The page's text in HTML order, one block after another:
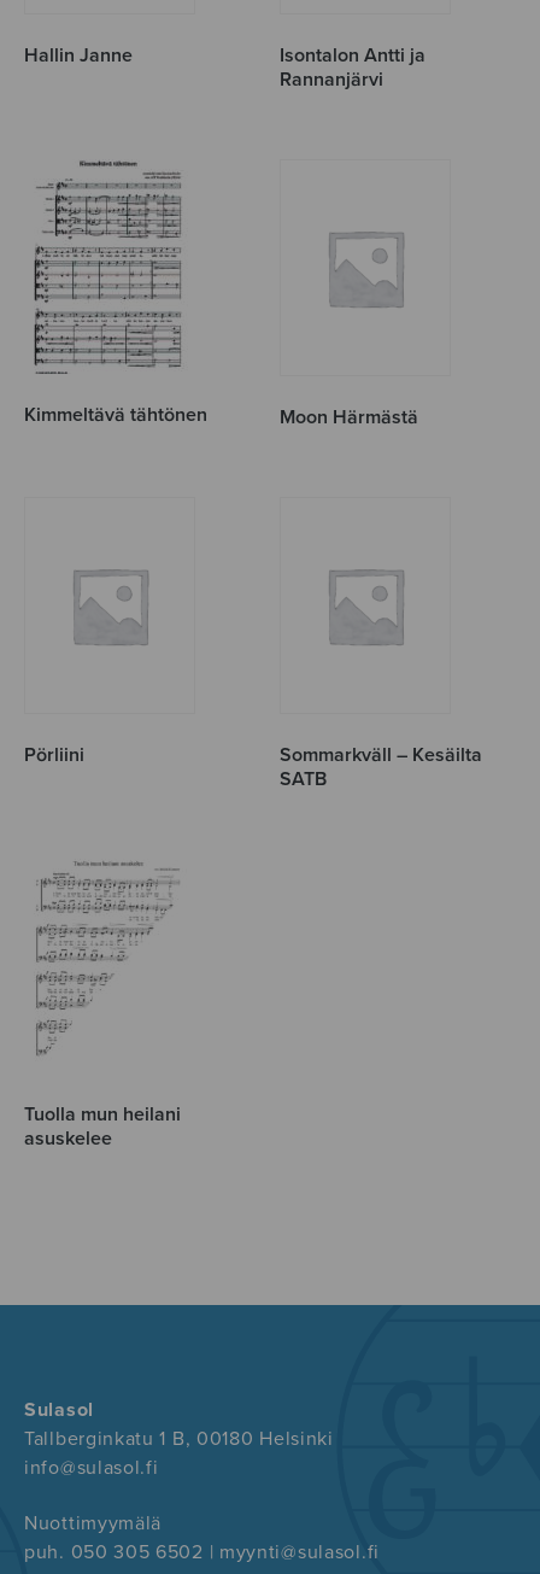
Hallin Janne
Isontalon Antti ja
Rannanjärvi
Kimmeltävä tähtönen Moon Härmästä
Pörliini
Sommarkväll – Kesäilta
SATB
Tuolla mun heilani
asuskelee
Sulasol
Tallberginkatu 1 B, 00180 Helsinki
info@sulasol.fi
Nuottimyymälä
puh. 050 305 6502 | myynti@sulasol.fi